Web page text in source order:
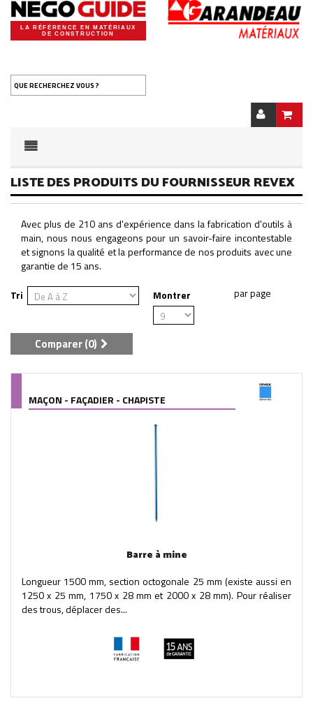
LA RÉFÉRENCE EN MATÉRIAUX
DE CONSTRUCTION
QUE RECHERCHEZ VOUS ?
LISTE DES PRODUITS DU FOURNISSEUR REVEX
Avec plus de 210 ans d'expérience dans la fabrication d'outils à
main, nous nous engageons pour un savoir-faire incontestable
et signons la qualité et la performance de nos produits avec une
garantie de 15 ans.
Tri
Montrer
Comparer (0)
MAÇON - FAÇADIER - CHAPISTE
Barre à mine
Longueur 1500 mm, section octogonale 25 mm (existe aussi en
1250 x 25 mm, 1750 x 28 mm et 2000 x 28 mm). Pour réaliser
des trous, déplacer des...